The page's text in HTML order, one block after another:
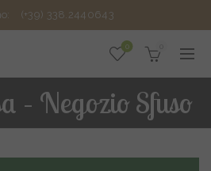
(+39) 338.2440643
0
– Negozio Sfuso